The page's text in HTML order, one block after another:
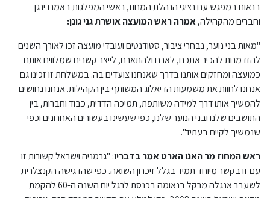
בנאום במפגש עם נציגי הנהלת המחוז, ראשי המפלגות באמנדינגן
וחברים מהקהילה,אמרה ראש המועצה אושרת גני גונן:
"מאות בני נוער, נבחרי ציבור, סטודנטים ועובדי מועצה זכו לאורך השנים
להזדמנות להכיר אתכם, לארח ולהתארח, לייצר קשרים שמלווים אותנו
כמועצה ומחזקים אותנו בדרך שאנחנו צועדים בה. במשלחת זו זכינו גם
אנחנו לחוות את משמעות הדיאלוג המשותף בין הקהילות. אנחנו נחושים
להמשיך אותו דרך למידה משותפת, תמיכה הדדית, כבוד וחברות, בין
התושבים שלנו ובני הנוער שלנו, כפי שעשינו בעשורים האחרונים וכפי
שנמשיך לקיים בעתיד".
ראש המחוז מר האנו הארט אמר בדבריו: "גרמניה וישראל קשורות זו
עם זו בקשר מיוחד תמיד בגלל זיכרון השואה. כפי שהדגישה הקנצלרית
לשעבר אנגלה מרקל בנאומה בכנסת לרגל יום השנה ה-60 להקמת